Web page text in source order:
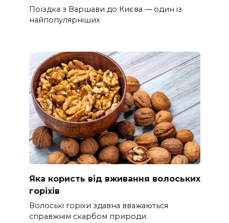
Поїздка з Варшави до Києва — один із
найпопулярніших
Яка користь від вживання волоських
горіхів
Волоські горіхи здавна вважаються
справжнім скарбом природи.